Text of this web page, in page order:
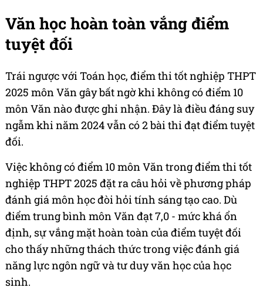
Văn học hoàn toàn vắng điểm
tuyệt đối
Trái ngược với Toán học, điểm thi tốt nghiệp THPT
2025 môn Văn gây bất ngờ khi không có điểm 10
môn Văn nào được ghi nhận. Đây là điều đáng suy
ngẫm khi năm 2024 vẫn có 2 bài thi đạt điểm tuyệt
đối.
Việc không có điểm 10 môn Văn trong điểm thi tốt
nghiệp THPT 2025 đặt ra câu hỏi về phương pháp
đánh giá môn học đòi hỏi tính sáng tạo cao. Dù
điểm trung bình môn Văn đạt 7,0 - mức khá ổn
định, sự vắng mặt hoàn toàn của điểm tuyệt đối
cho thấy những thách thức trong việc đánh giá
năng lực ngôn ngữ và tư duy văn học của học
sinh.